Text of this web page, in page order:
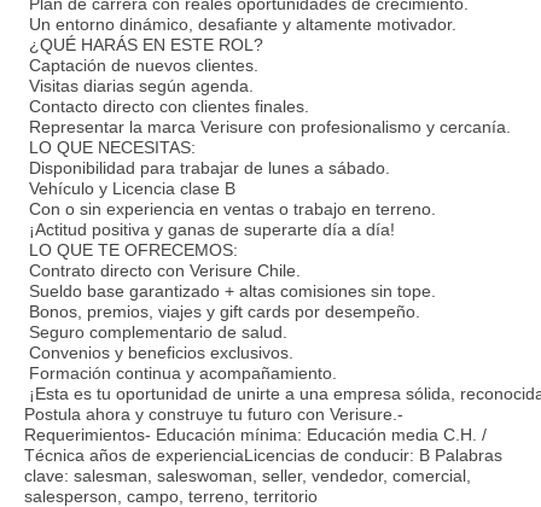
Un entorno dinámico, desafiante y altamente motivador.
¿QUÉ HARÁS EN ESTE ROL?
Captación de nuevos clientes.
Visitas diarias según agenda.
Contacto directo con clientes finales.
Representar la marca Verisure con profesionalismo y cercanía.
LO QUE NECESITAS:
Disponibilidad para trabajar de lunes a sábado.
Vehículo y Licencia clase B
Con o sin experiencia en ventas o trabajo en terreno.
¡Actitud positiva y ganas de superarte día a día!
LO QUE TE OFRECEMOS:
Contrato directo con Verisure Chile.
Sueldo base garantizado + altas comisiones sin tope.
Bonos, premios, viajes y gift cards por desempeño.
Seguro complementario de salud.
Convenios y beneficios exclusivos.
Formación continua y acompañamiento.
¡Esta es tu oportunidad de unirte a una empresa sólida,
Postula ahora y construye tu futuro con Verisure.-
Requerimientos- Educación mínima: Educación media C.H. /
Técnica años de experienciaLicencias de conducir: B Palabras
clave: salesman, saleswoman, seller, vendedor, comercial,
salesperson, campo, terreno, territorio